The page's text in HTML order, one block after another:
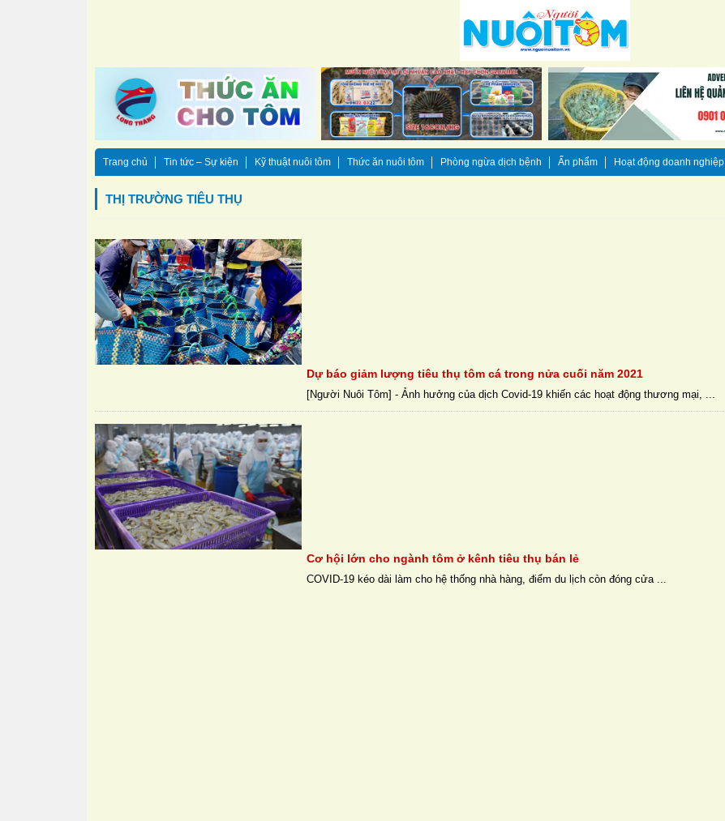
Trang chủ Tin tức – Sự kiện Kỹ thuật nuôi tôm Thức ăn nuôi tôm Phòng ngừa dịch bệnh Ấn phẩm Hoạt động doanh nghiệp
THỊ TRƯỜNG TIÊU THỤ
Dự báo giảm lượng tiêu thụ tôm cá trong nửa cuối năm 2021
[Người Nuôi Tôm] - Ảnh hưởng của dịch Covid-19 khiến các hoạt động thương mại, ...
Cơ hội lớn cho ngành tôm ở kênh tiêu thụ bán lẻ
COVID-19 kéo dài làm cho hệ thống nhà hàng, điểm du lịch còn đóng cửa ...